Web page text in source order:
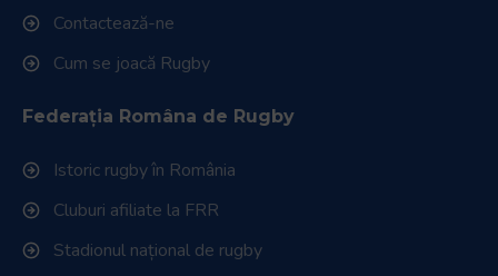
Contactează-ne
Cum se joacă Rugby
Federația Româna de Rugby
Istoric rugby în România
Cluburi afiliate la FRR
Stadionul național de rugby